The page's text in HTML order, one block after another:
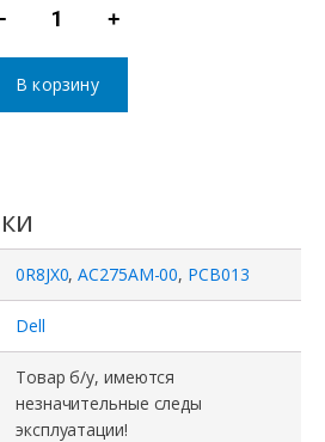
00,
PCB013,
0R8JX0,
Dell
OptiPlex
790,
+
В корзину
0R8JX0,AC275AM-00, PCB013
Dell
Товар б/у, имеются
незначительные следы
эксплуатации!